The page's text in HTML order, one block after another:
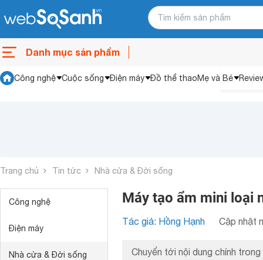
Danh mục sản phẩm
Công nghệ Cuộc sống Điện máy Đồ thể thaoMẹ và Bé
Trang chủ Tin tức Nhà cửa & Đời sống
Công nghệ
Điện máy
Nhà cửa & Đời sống
Máy tạo ẩm mini loại
Tác giả: Hồng Hạnh Cập nhật
Chuyển tới nội dung chính trong